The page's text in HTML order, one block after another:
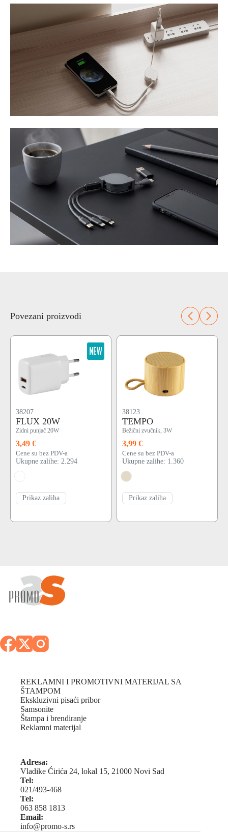
Povezani proizvodi
38207
FLUX 20W
Zidni punjač 20W
3,49 €
Cene su bez PDV-a
Ukupne zalihe: 2.294
Prikaz zaliha
38123
TEMPO
Bežični zvučnik, 3W
3,99 €
Cene su bez PDV-a
Ukupne zalihe: 1.360
Prikaz zaliha
REKLAMNI I PROMOTIVNI MATERIJAL SA
ŠTAMPOM
Ekskluzivni pisaći pribor
Samsonite
Štampa i brendiranje
Reklamni materijal
Adresa:
Vladike Ćirića 24, lokal 15, 21000 Novi Sad
Tel:
021/493-468
Tel:
063 858 1813
Email:
info@promo-s.rs